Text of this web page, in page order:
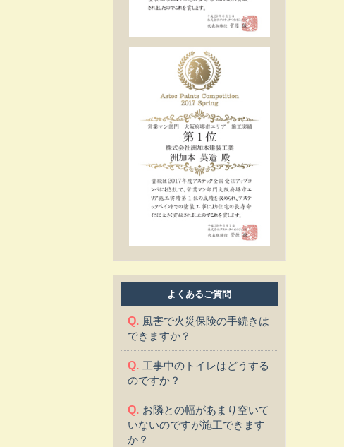
よくあるご質問
風害で火災保険の手続きは
できますか？
工事中のトイレはどうする
のですか？
お隣との幅があまり空いて
いないのですが施工できます
か？